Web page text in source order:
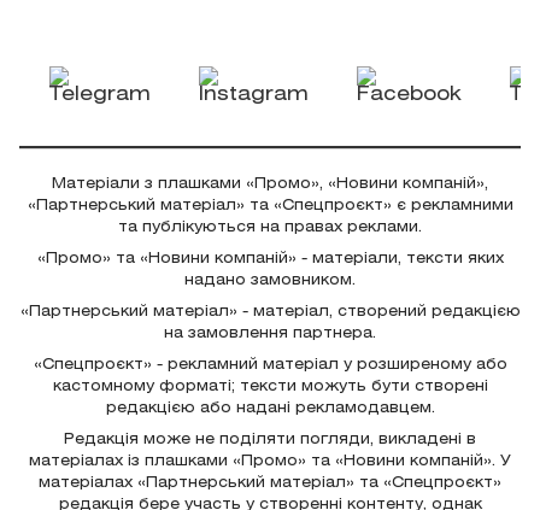
Матеріали з плашками «Промо», «Новини компаній»,
«Партнерський матеріал» та «Спецпроєкт» є рекламними
та публікуються на правах реклами.
«Промо» та «Новини компаній» - матеріали, тексти яких
надано замовником.
«Партнерський матеріал» - матеріал, створений редакцією
на замовлення партнера.
«Спецпроєкт» - рекламний матеріал у розширеному або
кастомному форматі; тексти можуть бути створені
редакцією або надані рекламодавцем.
Редакція може не поділяти погляди, викладені в
матеріалах із плашками «Промо» та «Новини компаній». У
матеріалах «Партнерський матеріал» та «Спецпроєкт»
редакція бере участь у створенні контенту, однак